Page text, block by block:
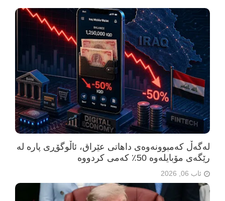
لەگەڵ کەمبوونەوەی داهاتی عێراق، ئاڵوگۆڕی پارە لە
رێگەی مۆبایلەوە 50٪ کەمی کردووە
ئاب 06, 2026